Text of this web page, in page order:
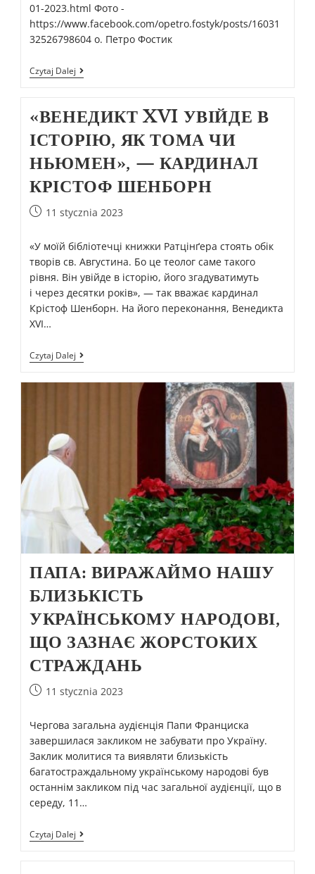
01-2023.html Фото -
https://www.facebook.com/opetro.fostyk/posts/16031
32526798604 о. Петро Фостик
Czytaj Dalej
«ВЕНЕДИКТ XVI УВІЙДЕ В
ІСТОРІЮ, ЯК ТОМА ЧИ
НЬЮМЕН», — КАРДИНАЛ
КРІСТОФ ШЕНБОРН
11 stycznia 2023
«У моїй бібліотечці книжки Ратцінґера стоять обік
творів св. Августина. Бо це теолог саме такого
рівня. Він увійде в історію, його згадуватимуть
і через десятки років», — так вважає кардинал
Крістоф Шенборн. На його переконання, Венедикта
XVI…
Czytaj Dalej
ПАПА: ВИРАЖАЙМО НАШУ
БЛИЗЬКІСТЬ
УКРАЇНСЬКОМУ НАРОДОВІ,
ЩО ЗАЗНАЄ ЖОРСТОКИХ
СТРАЖДАНЬ
11 stycznia 2023
Чергова загальна аудієнція Папи Франциска
завершилася закликом не забувати про Україну.
Заклик молитися та виявляти близькість
багатостраждальному українському народові був
останнім закликом під час загальної аудієнції, що в
середу, 11…
Czytaj Dalej